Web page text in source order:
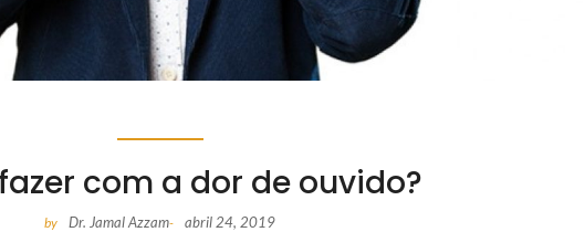
com a dor de ouvido?
by Dr. Jamal Azzam- abril 24, 2019